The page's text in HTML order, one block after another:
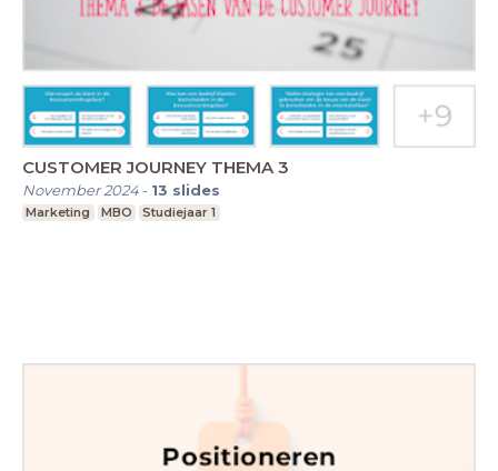
CUSTOMER JOURNEY THEMA 3
November 2024- 13 slides
Marketing MBO Studiejaar 1